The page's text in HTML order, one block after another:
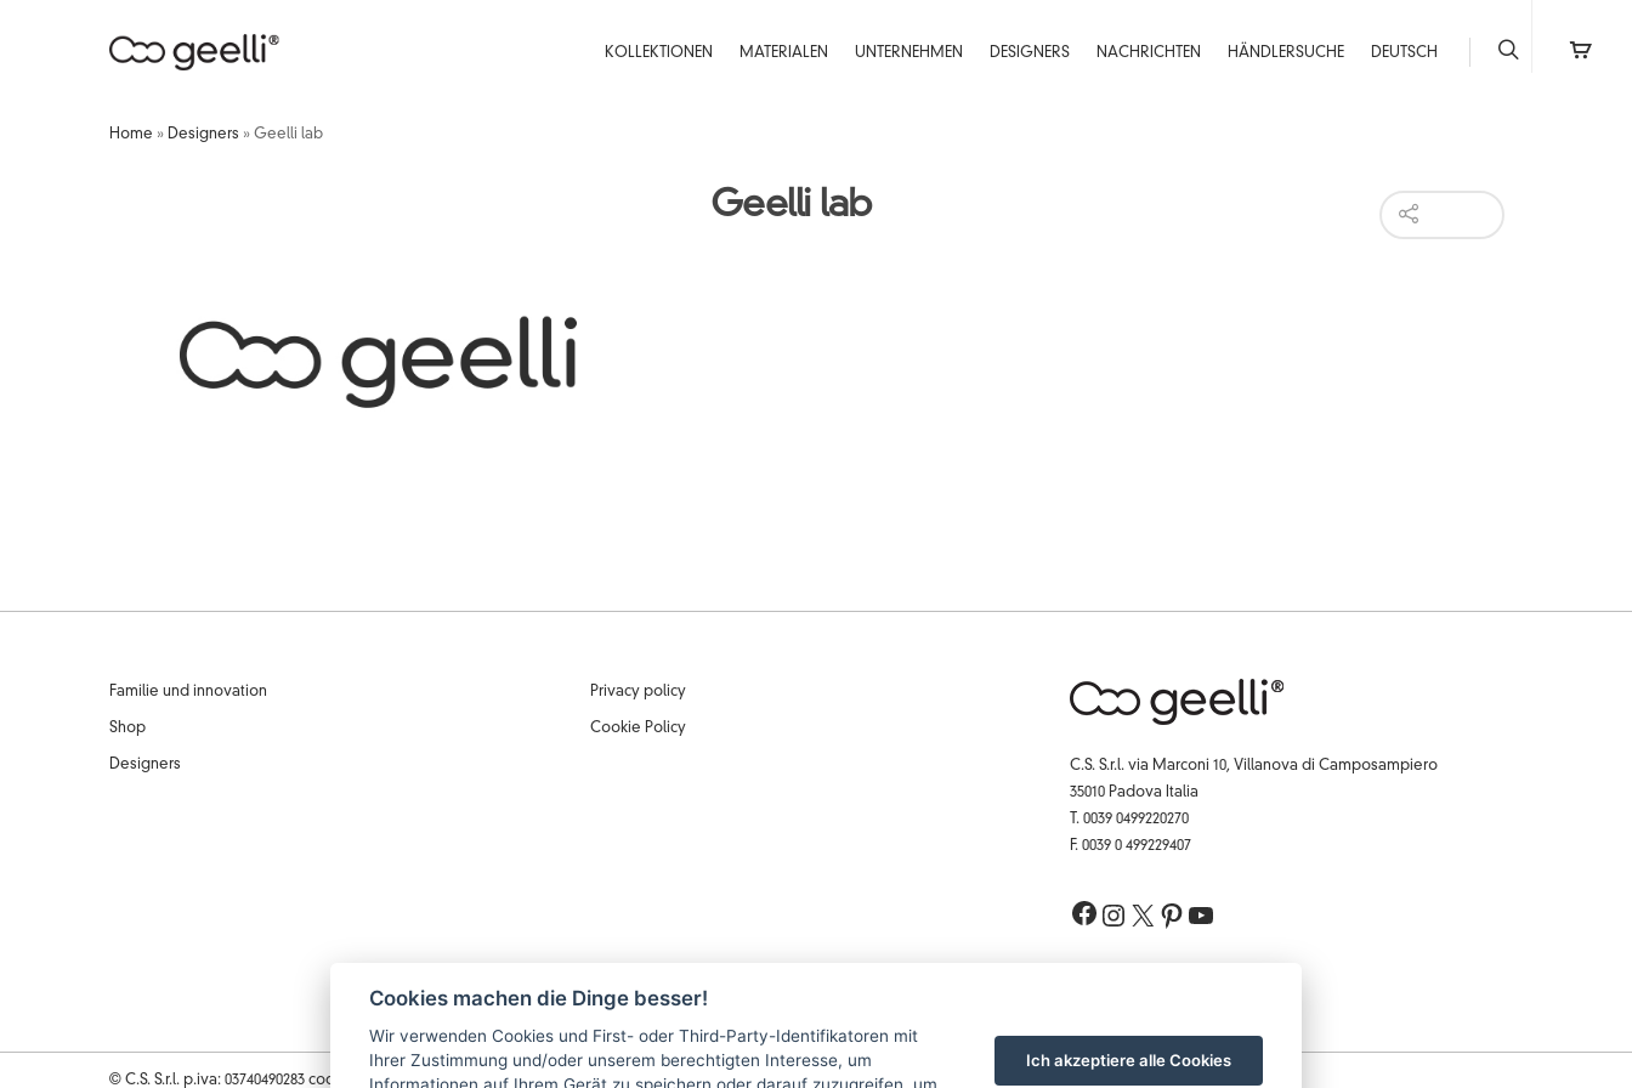
KOLLEKTIONEN MATERIALEN UNTERNEHMEN DESIGNERS NACHRICHTEN HÄNDLERSUCHE DEUTSCH
Home » Designers » Geelli lab
Geelli lab
Familie und innovation
Shop
Designers
Privacy policy
Cookie Policy
C.S. S.r.l. via Marconi 10, Villanova di Camposampiero
35010 Padova Italia
T. 0039 0499220270
F. 0039 0 499229407
Facebook
Instagram
X Pinterest
© C.S. S.r.l. p.iva: 03740490283 cod. fiscale: 03740490283 | data iscrizione: 10/07/2002 | capitale sociale: 62.000 €
Cookies machen die Dinge besser!
Wir verwenden Cookies und First- oder Third-Party-Identifikatoren mit
Ihrer Zustimmung und/oder unserem berechtigten Interesse, um
Ich akzeptiere alle Cookies